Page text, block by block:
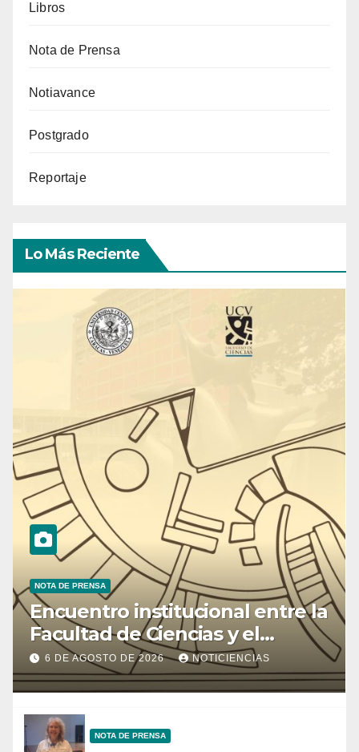
Libros
Nota de Prensa
Notiavance
Postgrado
Reportaje
Lo Más Reciente
NOTA DE PRENSA
Encuentro institucional entre la
Facultad de Ciencias y el
Ministerio de Ciencia y
Tecnología
6 DE AGOSTO DE 2026 NOTICIENCIAS
NOTA DE PRENSA